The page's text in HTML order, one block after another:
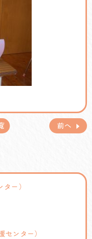
前へ
ー）
ンター）